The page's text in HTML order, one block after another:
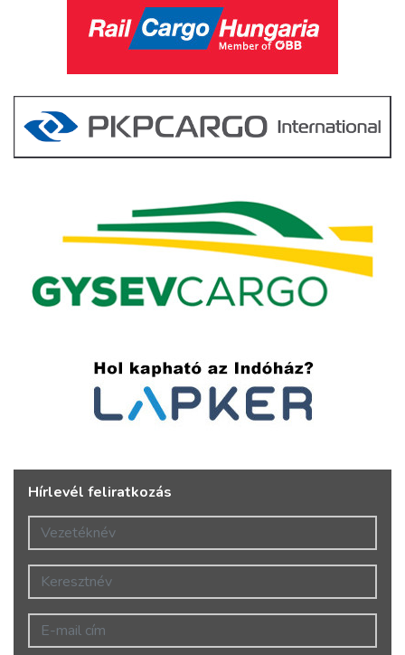
Hírlevél feliratkozás
Vezetéknév
Keresztnév
E-mail cím